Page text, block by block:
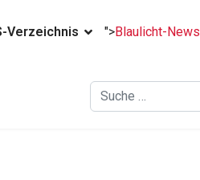
Verzeichnis ">Blaulicht-News
Suchen